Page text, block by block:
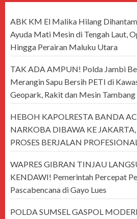
ABK KM El Malika Hilang
Ayuda Mati Mesin di Tengah Laut,
Hingga Perairan Maluku Utara
TAK ADA AMPUN! Polda Jambi
Merangin Sapu Bersih PETI di
Geopark, Rakit dan Mesin
HEBOH KAPOLRESTA BANDA
NARKOBA DIBAWA KE
PROSES BERJALAN
WAPRES GIBRAN TINJAU
KENDAWI! Pemerintah Percepat
Pascabencana di Gayo Lues
POLDA SUMSEL GASPOL